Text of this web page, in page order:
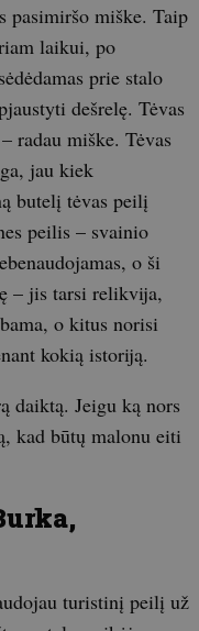
pasimiršo miške. Taip
laikui, po
prie stalo
dešrelę. Tėvas
radau miške. Tėvas
jau kiek
butelį tėvas peilį
peilis – svainio
o ši
– jis tarsi relikvija,
o kitus norisi
kokią istoriją.
daiktą. Jeigu ką nors
kad būtų malonu eiti
turistinį peilį už